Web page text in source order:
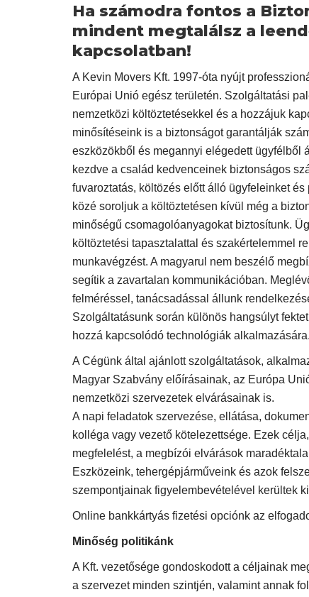
Ha számodra fontos a
mindent megtalálsz a
kapcsolatban!
A Kevin Movers Kft. 1997-óta nyújt
Európai Unió egész területén. Szolgáltatási
nemzetközi költöztetésekkel és a hozzájuk
minősítéseink is a biztonságot garantálják
eszközökből és megannyi elégedett ügyfélből
kezdve a család kedvenceinek biztonságos
fuvaroztatás, költözés előtt álló ügyfeleinket
közé soroljuk a költöztetésen kívül még a
minőségű csomagolóanyagokat biztosítunk.
költöztetési tapasztalattal és szakértelemmel
munkavégzést. A magyarul nem beszélő
segítik a zavartalan kommunikációban.
felméréssel, tanácsadással állunk
Szolgáltatásunk során különös hangsúlyt
hozzá kapcsolódó technológiák alkalmazására.
A Cégünk által ajánlott szolgáltatások,
Magyar Szabvány előírásainak, az Európa
nemzetközi szervezetek elvárásainak is.
A napi feladatok szervezése, ellátása,
kolléga vagy vezető kötelezettsége. Ezek
megfelelést, a megbízói elvárások
Eszközeink, tehergépjárműveink és azok
szempontjainak figyelembevételével kerültek
Online bankkártyás fizetési opciónk az
Minőség politikánk
A Kft. vezetősége gondoskodott a céljainak
a szervezet minden szintjén, valamint annak